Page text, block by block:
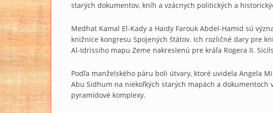
starých dokumentov, kníh a vzácnych politických a
Medhat Kamal El-Kady a Haidy Farouk Abdel-Hamid sú
knižnice kongresu Spojených štátov. Ich rozličné dary pre
Al-Idrissiho mapu Zeme nakreslenú pre kráľa Rogera II.
Podľa manželského páru boli útvary, ktoré uvidela Angela
Abu Sidhum na niekoľkých starých mapách a dokumentoch
pyramídové komplexy.